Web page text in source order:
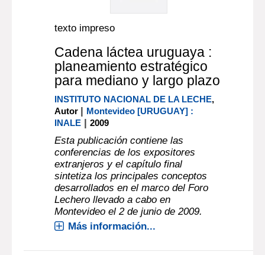
texto impreso
Cadena láctea uruguaya :
planeamiento estratégico
para mediano y largo plazo
INSTITUTO NACIONAL DE LA LECHE,
Autor | Montevideo [URUGUAY] :
INALE |2009
Esta publicación contiene las
conferencias de los expositores
extranjeros y el capítulo final
sintetiza los principales conceptos
desarrollados en el marco del Foro
Lechero llevado a cabo en
Montevideo el 2 de junio de 2009.
Más información...